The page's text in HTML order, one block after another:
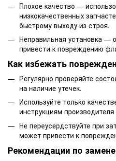
Плохое качество —
низкокачественных
быстрому выходу из строя.
Неправильная установка —
привести к повреждению
Как избежать
Регулярно проверяйте
на наличие утечек.
Используйте только
инструкциям производителя
Не переусердствуйте при
может привести к
Рекомендации по